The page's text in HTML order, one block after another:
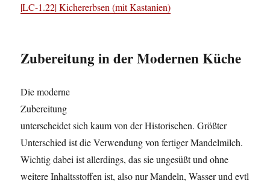
|LC-1.22| Kichererbsen (mit Kastanien)
Zubereitung in der Modernen Küche
Die moderne
Zubereitung
unterscheidet sich kaum von der Historischen. Größter
Unterschied ist die Verwendung von fertiger Mandelmilch.
Wichtig dabei ist allerdings, das sie ungesüßt und ohne
weitere Inhaltsstoffen ist, also nur Mandeln, Wasser und evtl